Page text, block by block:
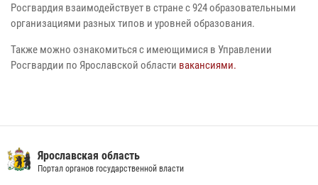
Росгвардия взаимодействует в стране с 924 образовательными
организациями разных типов и уровней образования.
Также можно ознакомиться с имеющимися в Управлении
Росгвардии по Ярославской области вакансиями.
Ярославская область
Портал органов государственной власти